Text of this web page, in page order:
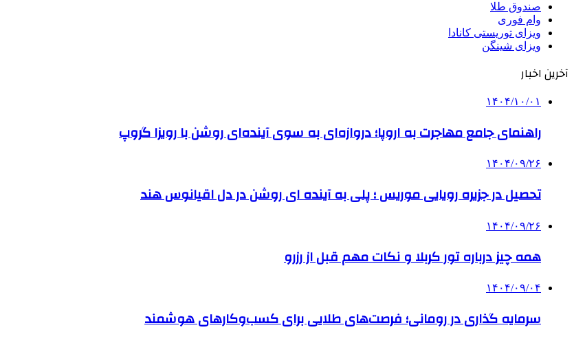
صندوق طلا
وام فوری
ویزای توریستی کانادا
ویزای شینگن
آخرین اخبار
۱۴۰۴/۱۰/۰۱
راهنمای جامع مهاجرت به اروپا؛ دروازه‌ای به سوی آینده‌ای روشن با رویزا گروپ
۱۴۰۴/۰۹/۲۶
تحصیل در جزیره رویایی موریس ؛ پلی به آینده ‌ای روشن در دل اقیانوس ‌هند
۱۴۰۴/۰۹/۲۶
همه چیز درباره تور کربلا و نکات مهم قبل از رزرو
۱۴۰۴/۰۹/۰۴
سرمایه گذاری در رومانی؛ فرصت‌های طلایی برای کسب‌وکارهای هوشمند